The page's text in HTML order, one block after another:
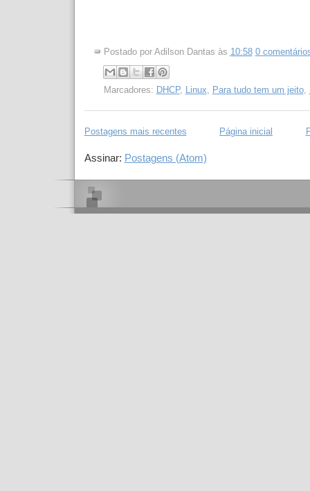
Postado por Adilson Dantas às 10:58 0
Marcadores: DHCP, Linux Para tudo tem um jeito,
Postagens mais recentes Página inicial
Assinar: Postagens (Atom)